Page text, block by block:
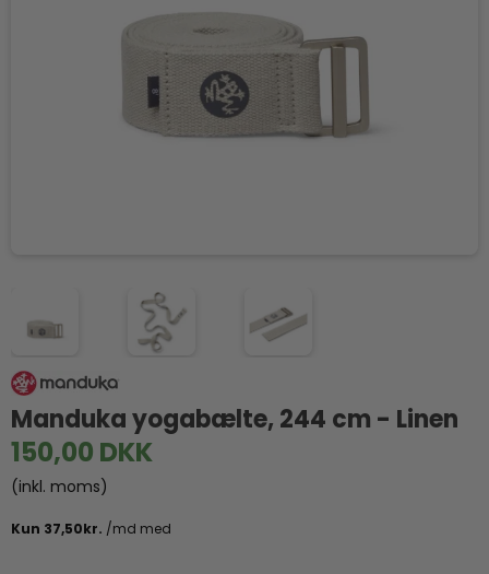
Manduka yogabælte, 244 cm - Linen
150,00 DKK
(inkl. moms)